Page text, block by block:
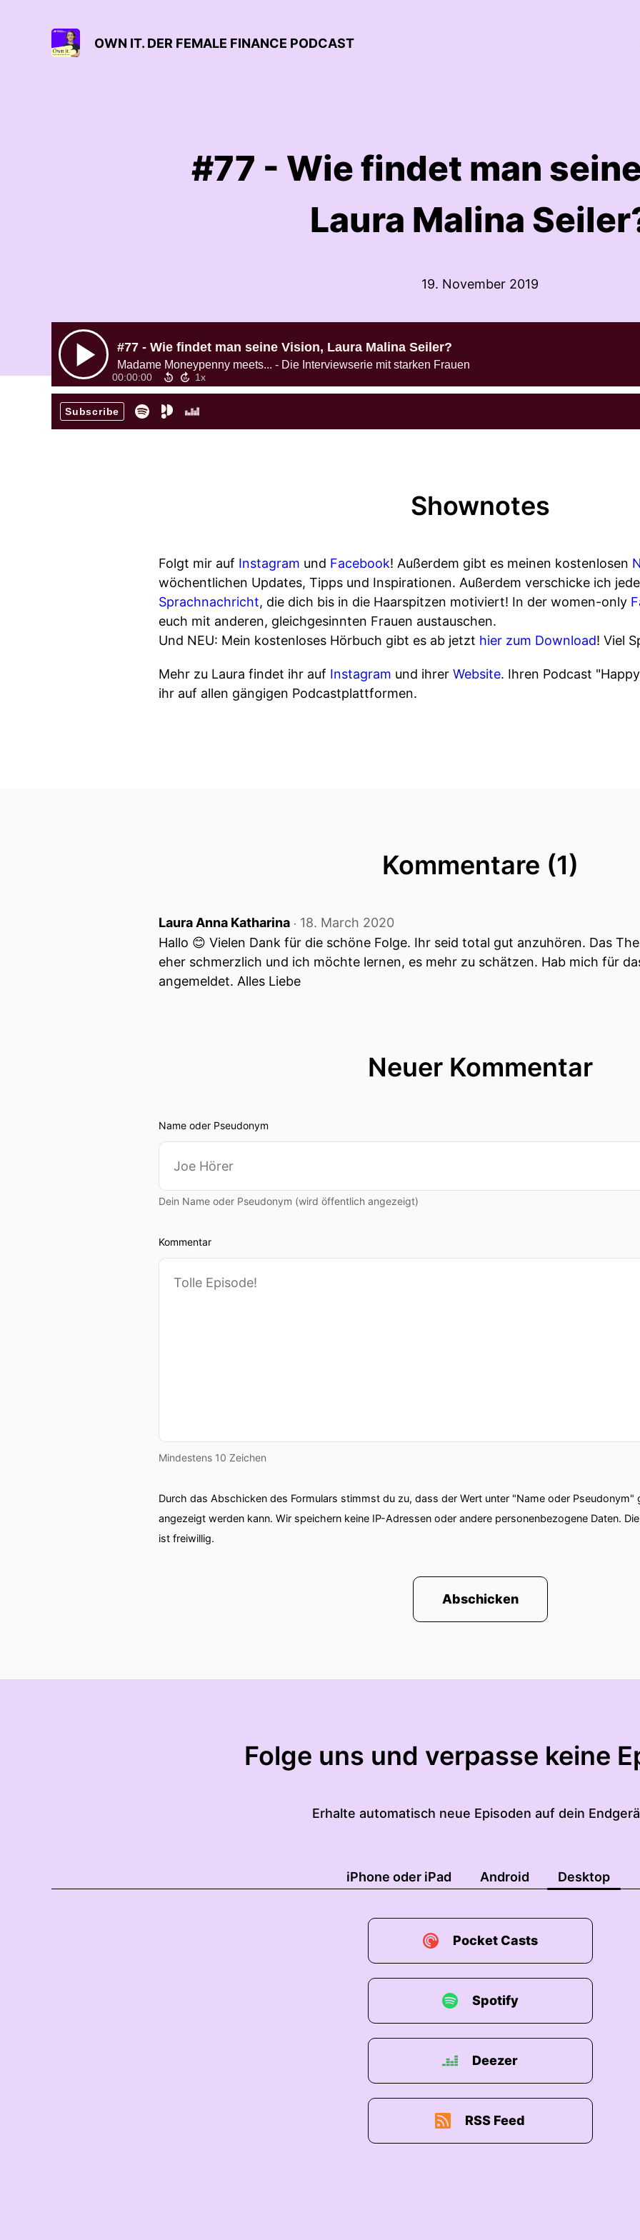
OWN IT. DER FEMALE FINANCE PODCAST
#77 - Wie findet man
Laura Malina
19. November 2019
#77 - Wie findet man seine Vision, Laura Malina Seiler?
Madame Moneypenny meets... - Die Interviewserie mit starken Frauen
00:00:00
Subscribe
Shownotes
Folgt mir auf Instagram und Facebook! Außerdem gibt es meinen kostenlosen
wöchentlichen Updates, Tipps und Inspirationen. Außerdem verschicke ich
Sprachnachricht, die dich bis in die Haarspitzen motiviert! In der women-only
euch mit anderen, gleichgesinnten Frauen austauschen.
Und NEU: Mein kostenloses Hörbuch gibt es ab jetzt hier zum Download! Viel
Mehr zu Laura findet ihr auf Instagram und ihrer Website. Ihren Podcast
ihr auf allen gängigen Podcastplattformen.
Kommentare (1)
Laura Anna Katharina ‧ 18. March 2020
Hallo 😊 Vielen Dank für die schöne Folge. Ihr seid total gut anzuhören. Das
eher schmerzlich und ich möchte lernen, es mehr zu schätzen. Hab mich für
angemeldet. Alles Liebe
Neuer Kommentar
Name oder Pseudonym
Dein Name oder Pseudonym (wird öffentlich angezeigt)
Kommentar
Mindestens 10 Zeichen
Durch das Abschicken des Formulars stimmst du zu, dass der Wert unter "Name oder
angezeigt werden kann. Wir speichern keine IP-Adressen oder andere personenbezogene Daten.
ist freiwillig.
Abschicken
Folge uns und verpasse keine
Erhalte automatisch neue Episoden auf dein
iPhone oder iPad Android Desktop
Pocket Casts
Spotify
Deezer
RSS Feed